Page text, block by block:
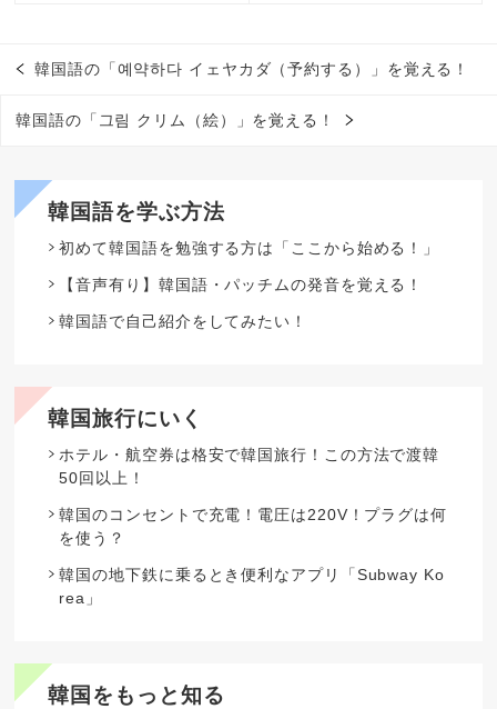
韓国語の「예약하다 イェヤカダ（予約する）」を覚える！
韓国語の「그림 クリム（絵）」を覚える！
韓国語を学ぶ方法
初めて韓国語を勉強する方は「ここから始める！」
【音声有り】韓国語・パッチムの発音を覚える！
韓国語で自己紹介をしてみたい！
韓国旅行にいく
ホテル・航空券は格安で韓国旅行！この方法で渡韓
50回以上！
韓国のコンセントで充電！電圧は220V！プラグは何
を使う？
韓国の地下鉄に乗るとき便利なアプリ「Subway Ko
rea」
韓国をもっと知る